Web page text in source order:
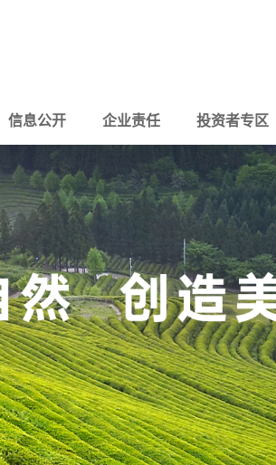
信息公开 企业责任 投资者专区